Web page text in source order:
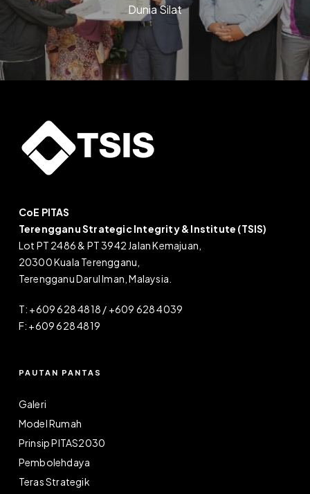
Dunia Silat
CoE PITAS
Terengganu Strategic Integrity & Institute (TSIS)
Lot PT 2486 & PT 3942 Jalan Kemajuan,
20300 Kuala Terengganu,
Terengganu Darul Iman, Malaysia.
T: +609 628 4818 / +609 628 4039
F: +609 628 4819
PAUTAN PANTAS
Galeri
Model Rumah
Prinsip PITAS2030
Pembolehdaya
Teras Strategik